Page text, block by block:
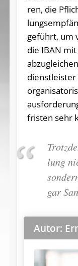
ren, die
ge­führt, um
die IBAN
dienst­leis­ter
fris­ten sehr
lung
gar
Autor: